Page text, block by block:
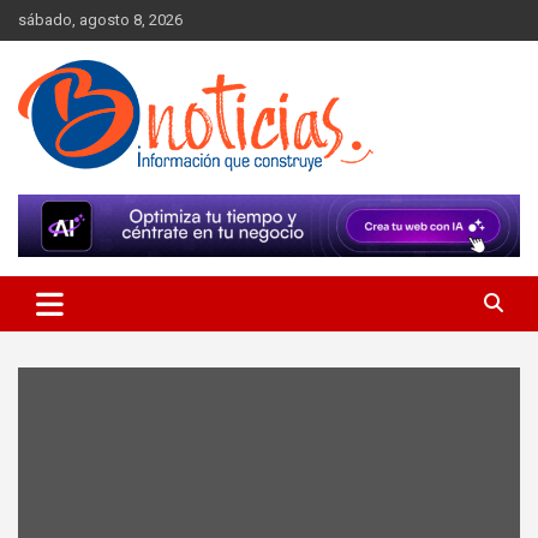
Skip
to
content
sábado, agosto 8, 2026
BNoticias